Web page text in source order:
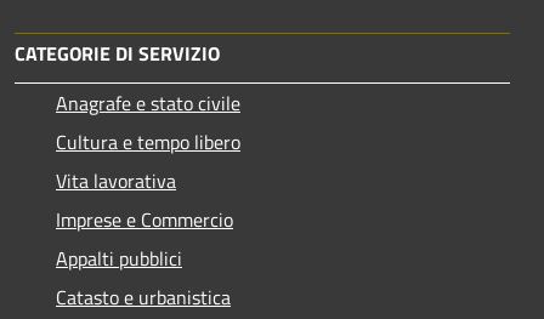
CATEGORIE DI SERVIZIO
Anagrafe e stato civile
Cultura e tempo libero
Vita lavorativa
Imprese e Commercio
Appalti pubblici
Catasto e urbanistica